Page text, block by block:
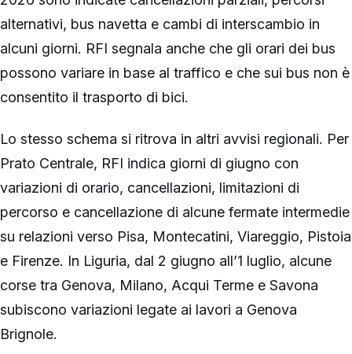
alternativi, bus navetta e cambi di interscambio in
alcuni giorni. RFI segnala anche che gli orari dei bus
possono variare in base al traffico e che sui bus non è
consentito il trasporto di bici.
Lo stesso schema si ritrova in altri avvisi regionali. Per
Prato Centrale, RFI indica giorni di giugno con
variazioni di orario, cancellazioni, limitazioni di
percorso e cancellazione di alcune fermate intermedie
su relazioni verso Pisa, Montecatini, Viareggio, Pistoia
e Firenze. In Liguria, dal 2 giugno all’1 luglio, alcune
corse tra Genova, Milano, Acqui Terme e Savona
subiscono variazioni legate ai lavori a Genova
Brignole.